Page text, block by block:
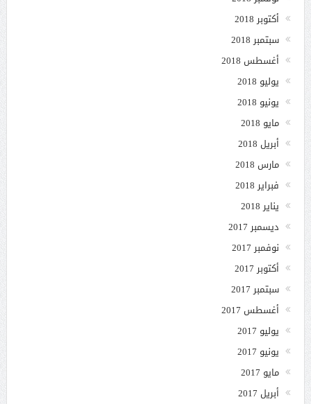
أكتوبر 2018
سبتمبر 2018
أغسطس 2018
يوليو 2018
يونيو 2018
مايو 2018
أبريل 2018
مارس 2018
فبراير 2018
يناير 2018
ديسمبر 2017
نوفمبر 2017
أكتوبر 2017
سبتمبر 2017
أغسطس 2017
يوليو 2017
يونيو 2017
مايو 2017
أبريل 2017